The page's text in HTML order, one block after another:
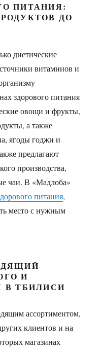
ПИТАНИЯ:
ДО
диетические
витаминов и
здорового питания
овощи и фрукты,
а также
ягоды годжи и
предлагают
производства,
чаи. В «Мадлоба»
питания,
место с нужным
И
В ТБИЛИСИ
ассортиментом,
клиентов и на
магазинах